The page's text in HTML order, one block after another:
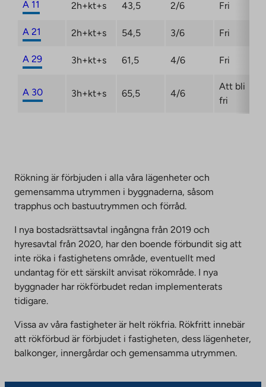
A 11 2h+kt+s 43,5 2/6 Fri
A 21 2h+kt+s 54,5 3/6 Fri
A 29 3h+kt+s 61,5 4/6 Fri
A 30 3h+kt+s 65,5 4/6
Att bli
fri
Rökning är förbjuden i alla våra lägenheter och
gemensamma utrymmen i byggnaderna, såsom
trapphus och bastuutrymmen och förråd.
I nya bostadsrättsavtal ingångna från 2019 och
hyresavtal från 2020, har den boende förbundit sig att
inte röka i fastighetens område, eventuellt med
undantag för ett särskilt anvisat rökområde. I nya
byggnader har rökförbudet redan implementerats
tidigare.
Vissa av våra fastigheter är helt rökfria. Rökfritt innebär
att rökförbud är förbjudet i fastigheten, dess lägenheter,
balkonger, innergårdar och gemensamma utrymmen.